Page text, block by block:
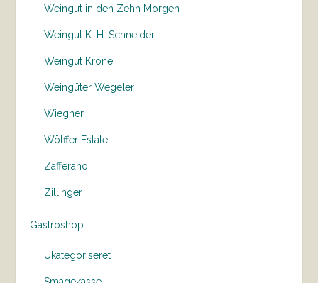
Weingut in den Zehn Morgen
Weingut K. H. Schneider
Weingut Krone
Weingüter Wegeler
Wiegner
Wölffer Estate
Zafferano
Zillinger
Gastroshop
Ukategoriseret